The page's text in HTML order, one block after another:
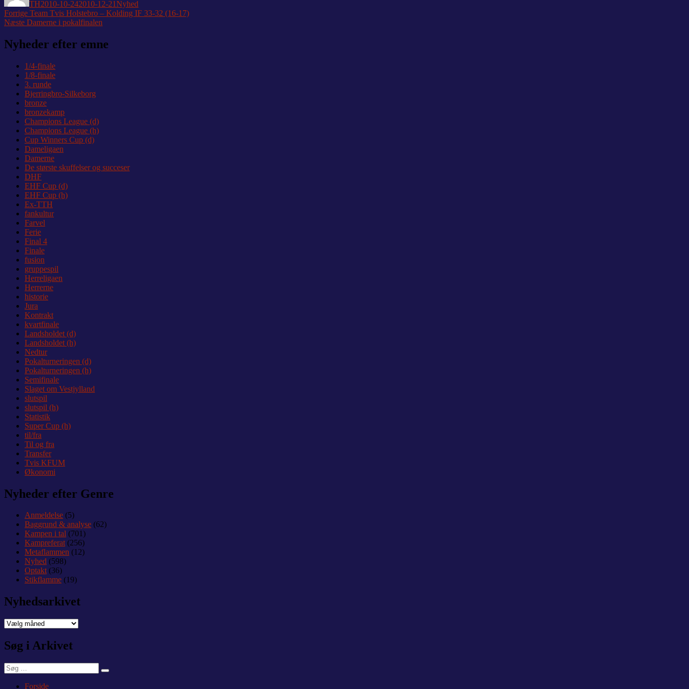
TH2010-10-242010-12-21Nyhed
Indlægsnavigation
Forrige Forrige
indlæg:
Team Tvis Holstebro – Kolding IF 33-32 (16-17)
Næste Næste
Damerne i pokalfinalen
Nyheder efter emne
1/4-finale
1/8-finale
3. runde
Bjerringbro-Silkeborg
bronze
bronzekamp
Champions League (d)
Champions League (h)
Cup Winners Cup (d)
Dameligaen
Damerne
De største skuffelser og succeser
DHF
EHF Cup (d)
EHF Cup (h)
Ex-TTH
fankultur
Farvel
Ferie
Final 4
Finale
fusion
gruppespil
Herreligaen
Herrerne
historie
Jura
Kontrakt
kvartfinale
Landsholdet (d)
Landsholdet (h)
Nedtur
Pokalturneringen (d)
Pokalturneringen (h)
Semifinale
Slaget om Vestjylland
slutspil
slutspil (h)
Statistik
Super Cup (h)
til/fra
Til og fra
Transfer
Tvis KFUM
Økonomi
Nyheder efter Genre
Anmeldelse (5)
Baggrund & analyse (62)
Kampen i tal (701)
Kampreferat(256)
Metaflammen (12)
Nyhed (598)
Optakt(36)
Stikflamme (19)
Nyhedsarkivet
Nyhedsarkivet
Søg i Arkivet
Søg
efter:
Søg
Forside